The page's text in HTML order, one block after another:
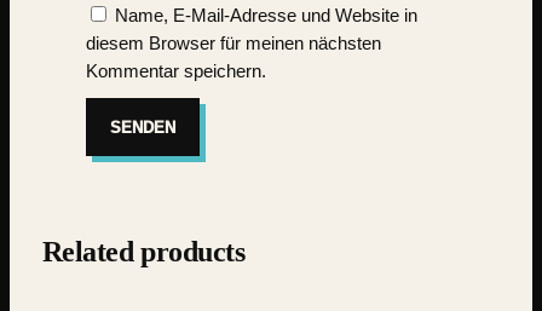
Name, E-Mail-Adresse und Website in
diesem Browser für meinen nächsten
Kommentar speichern.
Related products